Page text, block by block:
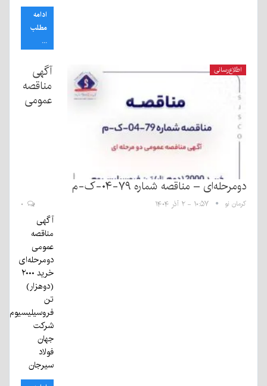
ادامه
مطلب
...
اطلاع‌رسانی
آگهی
مناقصه
عمومی
دومرحله‌ای – مناقصه شماره ۷۹-۰۴-ک-م
کرمان نو ۱۰:۵۷ - ۲ آذر ۱۴۰۴
آگهی
مناقصه
عمومی
دومرحله‌ای
خرید ۲۰۰۰
(دوهزار)
تن
فروسیلیسیوم
شرکت
جهان
فولاد
سیرجان